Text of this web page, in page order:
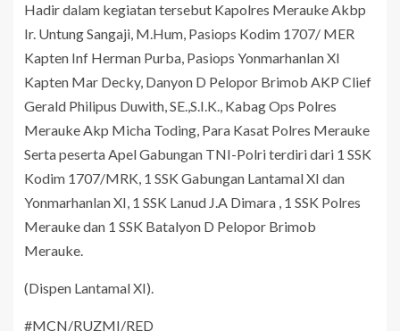
Hadir dalam kegiatan tersebut Kapolres Merauke Akbp
Ir. Untung Sangaji, M.Hum, Pasiops Kodim 1707/ MER
Kapten Inf Herman Purba, Pasiops Yonmarhanlan XI
Kapten Mar Decky, Danyon D Pelopor Brimob AKP Clief
Gerald Philipus Duwith, SE.,S.I.K., Kabag Ops Polres
Merauke Akp Micha Toding, Para Kasat Polres Merauke
Serta peserta Apel Gabungan TNI-Polri terdiri dari 1 SSK
Kodim 1707/MRK, 1 SSK Gabungan Lantamal XI dan
Yonmarhanlan XI, 1 SSK Lanud J.A Dimara , 1 SSK Polres
Merauke dan 1 SSK Batalyon D Pelopor Brimob
Merauke.
(Dispen Lantamal XI).
#MCN/RUZMI/RED